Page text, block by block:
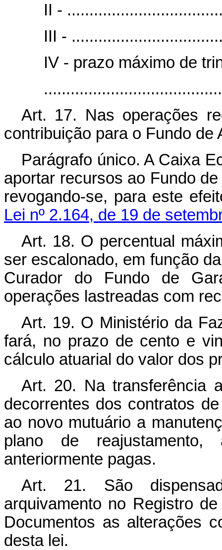
II -
III -
IV - prazo máximo de
Art. 17. Nas operações
contribuição para o Fundo
Parágrafo único. A Caixa
aportar recursos ao Fundo
revogando-se, para este
Lei nº 2.164, de 19 de
Art. 18. O percentual
ser escalonado, em função
Curador do Fundo de
operações lastreadas com
Art. 19. O Ministério da
fará, no prazo de cento e
cálculo atuarial do valor dos
Art. 20. Na transferência
decorrentes dos contratos
ao novo mutuário a
plano de reajustamento,
anteriormente pagas.
Art. 21. São
arquivamento no Registro
Documentos as alterações
desta lei.